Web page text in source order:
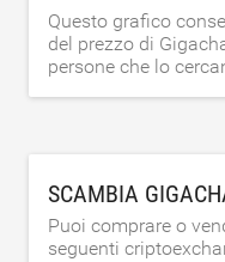
Questo grafico
del prezzo di
persone che lo
SCAMBIA
Puoi comprare o
seguenti